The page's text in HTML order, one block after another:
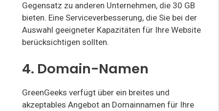
Gegensatz zu anderen Unternehmen, die 30 GB
bieten. Eine Serviceverbesserung, die Sie bei der
Auswahl geeigneter Kapazitäten für Ihre Website
berücksichtigen sollten.
4. Domain-Namen
GreenGeeks verfügt über ein breites und
akzeptables Angebot an Domainnamen für Ihre